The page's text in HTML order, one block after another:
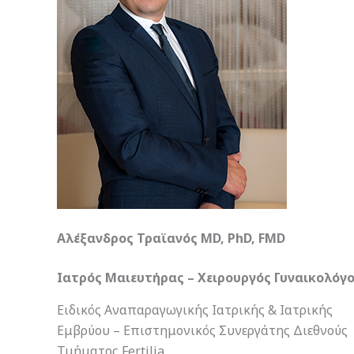
Αλέξανδρος Τραϊανός MD, PhD, FMD
Ιατρός Μαιευτήρας – Χειρουργός
Ειδικός Αναπαραγωγικής Ιατρικής & Ιατρικής
Εμβρύου – Επιστημονικός Συνεργάτης Διεθνούς